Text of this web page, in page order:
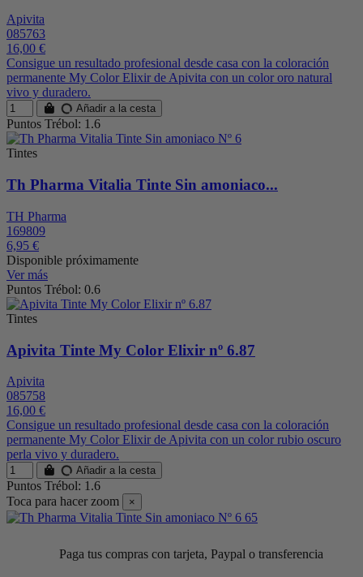
Apivita
085763
16,00 €
Consigue un resultado profesional desde casa con la coloración
permanente My Color Elixir de Apivita con un color oro natural
vivo y duradero.
Añadir a la cesta
Puntos Trébol: 1.6
Tintes
Th Pharma Vitalia Tinte Sin amoniaco...
TH Pharma
169809
6,95 €
Disponible próximamente
Ver más
Puntos Trébol: 0.6
Tintes
Apivita Tinte My Color Elixir nº 6.87
Apivita
085758
16,00 €
Consigue un resultado profesional desde casa con la coloración
permanente My Color Elixir de Apivita con un color rubio oscuro
perla vivo y duradero.
Añadir a la cesta
Puntos Trébol: 1.6
Toca para hacer zoom
×
Paga tus compras con tarjeta, Paypal o transferencia